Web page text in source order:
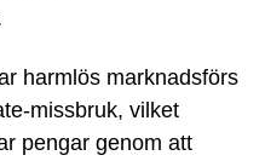
harmlös marknadsförs
missbruk, vilket
pengar genom att